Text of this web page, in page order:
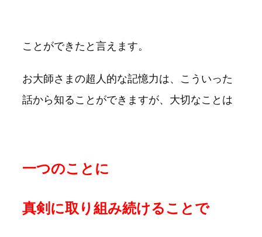
ことができたと言えます。
お大師さまの超人的な記憶力は、こういった
話から知ることができますが、大切なことは
一つのことに
真剣に取り組み続けることで